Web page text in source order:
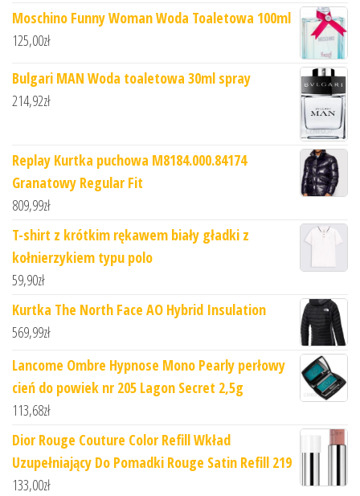
Moschino Funny Woman Woda Toaletowa 100ml
125,00zł
Bulgari MAN Woda toaletowa 30ml spray
214,92zł
Replay Kurtka puchowa M8184.000.84174
Granatowy Regular Fit
809,99zł
T-shirt z krótkim rękawem biały gładki z
kołnierzykiem typu polo
59,90zł
Kurtka The North Face AO Hybrid Insulation
569,99zł
Lancome Ombre Hypnose Mono Pearly perłowy
cień do powiek nr 205 Lagon Secret 2,5g
113,68zł
Dior Rouge Couture Color Refill Wkład
Uzupełniający Do Pomadki Rouge Satin Refill 219
133,00zł